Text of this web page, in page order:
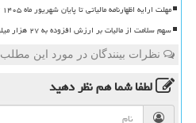
مهلت ارایه اظهارنامه مالیاتی تا پایان شهریور ماه ۱۴۰۵ تمدید گردید
سهم سلامت از مالیات بر ارزش افزوده به ۲۷ هزار میلیارد تومان رسید
نظرات بینندگان در مورد این مطلب
لطفا شما همنظر دهید